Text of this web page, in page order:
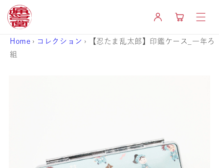
ンツに
進む
イ
ー
Home › コレクション ›
【忍たま乱太郎】印鑑ケース_一年ろ
組